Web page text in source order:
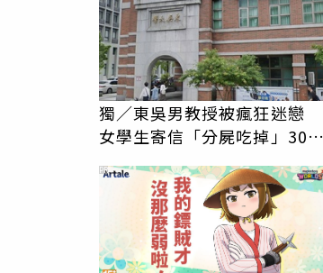
獨／東吳男教授被瘋狂迷戀
女學生寄信「分屍吃掉」30次
PR